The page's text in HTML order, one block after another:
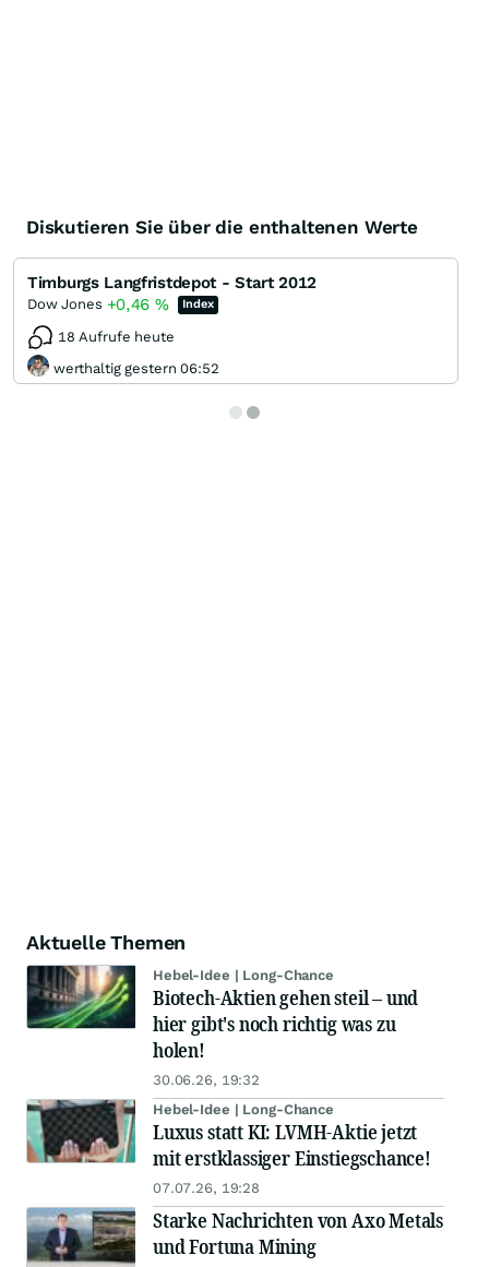
Diskutieren Sie über die enthaltenen Werte
Timburgs Langfristdepot - Start 2012
Dow Jones +0,46% Index
18 Aufrufe heute
werthaltig gestern 06:52
Aktuelle Themen
Hebel-Idee | Long-Chance
Biotech-Aktien gehen steil – und
hier gibt's noch richtig was zu
holen!
30.06.26, 19:32
Hebel-Idee | Long-Chance
Luxus statt KI: LVMH-Aktie jetzt
mit erstklassiger Einstiegschance!
07.07.26, 19:28
Starke Nachrichten von Axo Metals
und Fortuna Mining